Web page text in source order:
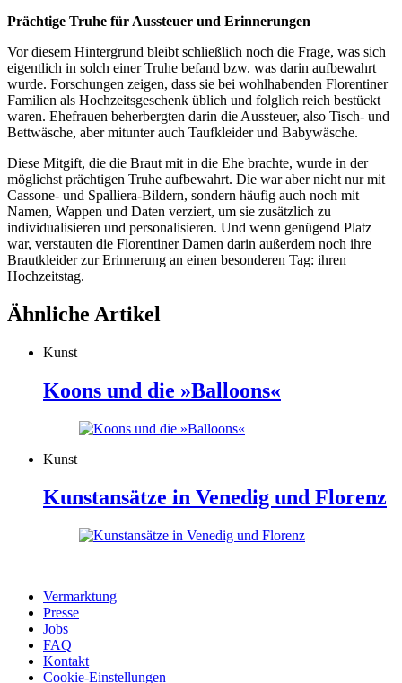
Prächtige Truhe für Aussteuer und Erinnerungen
Vor diesem Hintergrund bleibt schließlich noch die Frage, was sich
eigentlich in solch einer Truhe befand bzw. was darin aufbewahrt
wurde. Forschungen zeigen, dass sie bei wohlhabenden Florentiner
Familien als Hochzeitsgeschenk üblich und folglich reich bestückt
waren. Ehefrauen beherbergten darin die Aussteuer, also Tisch- und
Bettwäsche, aber mitunter auch Taufkleider und Babywäsche.
Diese Mitgift, die die Braut mit in die Ehe brachte, wurde in der
möglichst prächtigen Truhe aufbewahrt. Die war aber nicht nur mit
Cassone- und Spalliera-Bildern, sondern häufig auch noch mit
Namen, Wappen und Daten verziert, um sie zusätzlich zu
individualisieren und personalisieren. Und wenn genügend Platz
war, verstauten die Florentiner Damen darin außerdem noch ihre
Brautkleider zur Erinnerung an einen besonderen Tag: ihren
Hochzeitstag.
Ähnliche Artikel
Kunst
Koons und die »Balloons«
Kunst
Kunstansätze in Venedig und Florenz
Vermarktung
Presse
Jobs
FAQ
Kontakt
Cookie-Einstellungen